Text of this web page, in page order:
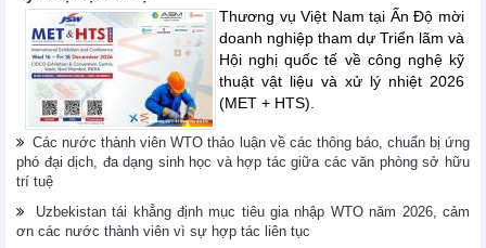
Thương vụ Việt Nam tại Ấn Độ mời
doanh nghiệp tham dự Triển lãm và
Hội nghị quốc tế về công nghệ kỹ
thuật vật liệu và xử lý nhiệt 2026
(MET + HTS).
Các nước thành viên WTO thảo luận về các thông báo, chuẩn bị ứng
phó đại dịch, đa dạng sinh học và hợp tác giữa các văn phòng sở hữu
trí tuệ
Uzbekistan tái khẳng định mục tiêu gia nhập WTO năm 2026, cảm
ơn các nước thành viên vì sự hợp tác liên tục